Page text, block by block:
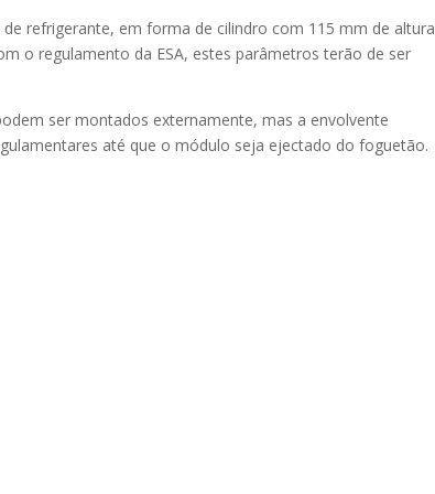
refrigerante, em forma de cilindro com 115 mm de altura
o regulamento da ESA, estes parâmetros terão de ser
ser montados externamente, mas a envolvente
até que o módulo seja ejectado do foguetão.